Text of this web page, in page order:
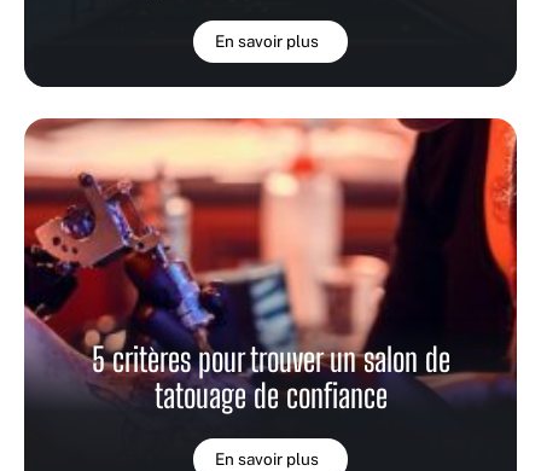
En savoir plus
5 critères pour trouver un salon de
tatouage de confiance
En savoir plus